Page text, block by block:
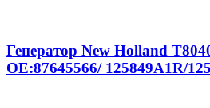
Генератор New Holland
OE:87645566/ 125849A1R/